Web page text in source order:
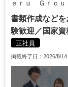
ｅｒｕ Ｇｒｏｕ
書類作成など
験歓迎／国家
正社員
掲載終了日：2026/8/14